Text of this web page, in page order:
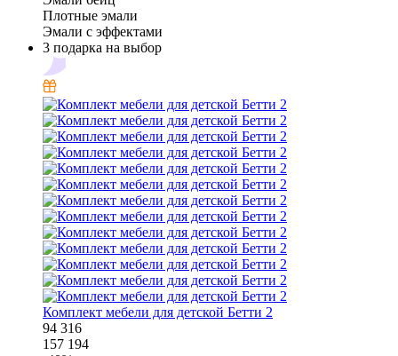
Плотные эмали
Эмали с эффектами
3 подарка на выбор
Комплект мебели для детской Бетти 2
94 316
157 194